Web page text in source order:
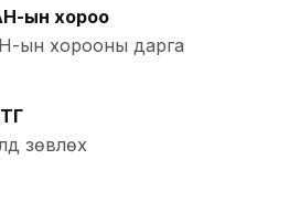
ын хороо
ын хорооны дарга
зөвлөх